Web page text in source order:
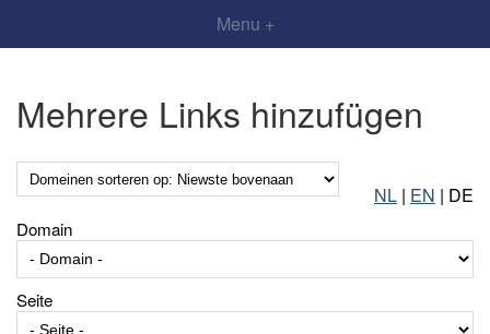
Menu +
Mehrere Links hinzufügen
NL | EN | DE
Domain
Seite